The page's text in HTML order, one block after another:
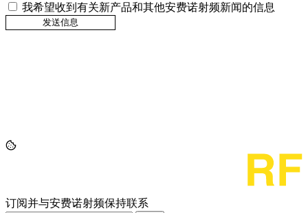
我希望收到有关新产品和其他安费诺射频新闻的信息
订阅并与安费诺射频保持联系